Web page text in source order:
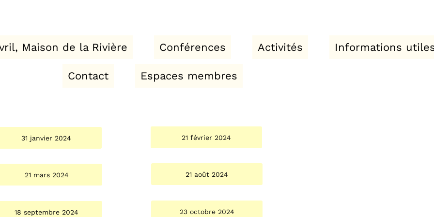
de la Rivière Conférences Activités Informations utiles
Contact Espaces membres
21 février 2024
31 janvier 2024
21 août 2024
21 mars 2024
23 octobre 2024
septembre 2024